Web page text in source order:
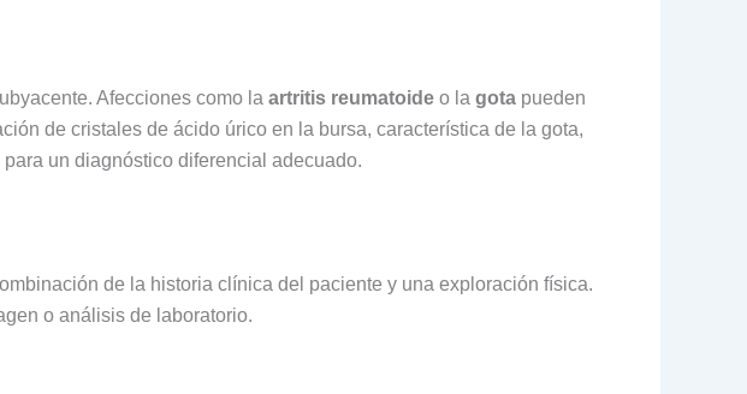
Afecciones como la artritis reumatoide o la gota pueden
de cristales de ácido úrico en la bursa, característica de la gota,
un diagnóstico diferencial adecuado.
de la historia clínica del paciente y una exploración física.
o análisis de laboratorio.